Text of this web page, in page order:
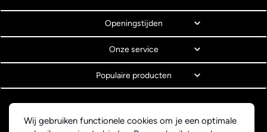
Wij gebruiken functionele cookies om je een optimale
Openingstijden
Onze service
Populaire producten
© Copyright 2026 Afro Indian Market
Algemene voorwaarden